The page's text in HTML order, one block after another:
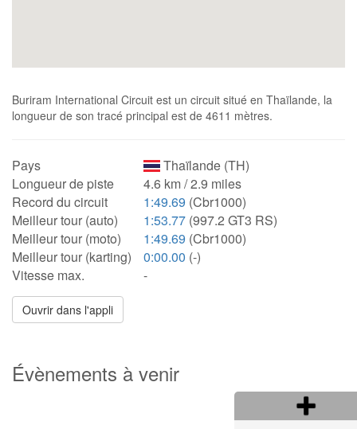
Buriram International Circuit est un circuit situé en Thaïlande, la
longueur de son tracé principal est de 4611 mètres.
Pays
Thaïlande (TH)
Longueur de piste
4.6 km / 2.9 miles
Record du circuit
1:49.69 (Cbr1000)
Meilleur tour (auto)
1:53.77 (997.2 GT3 RS)
Meilleur tour (moto)
1:49.69 (Cbr1000)
Meilleur tour (karting)
0:00.00 (-)
Vitesse max.
-
Ouvrir dans l'appli
Évènements à venir